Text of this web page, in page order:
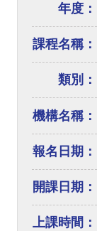
年度：
課程名稱：
類別：
機構名稱：
報名日期：
開課日期：
上課時間：